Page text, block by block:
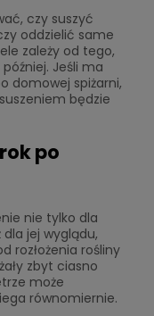
czy suszyć
oddzielić same
zależy od tego,
Jeśli ma
domowej spiżarni,
będzie
po
nie tylko dla
jej wyglądu,
rozłożenia rośliny
zbyt ciasno
może
równomiernie.